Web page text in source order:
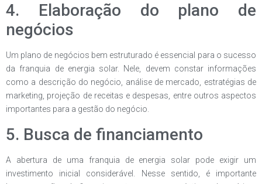
4. Elaboração do plano de
negócios
Um plano de negócios bem estruturado é essencial para o sucesso
da franquia de energia solar. Nele, devem constar informações
como a descrição do negócio, análise de mercado, estratégias de
marketing, projeção de receitas e despesas, entre outros aspectos
importantes para a gestão do negócio.
5. Busca de financiamento
A abertura de uma franquia de energia solar pode exigir um
investimento inicial considerável. Nesse sentido, é importante